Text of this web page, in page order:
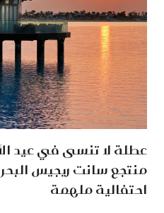
عطلة لا تنسى في عيد
منتجع سانت ريجيس
احتفالية ملهمة